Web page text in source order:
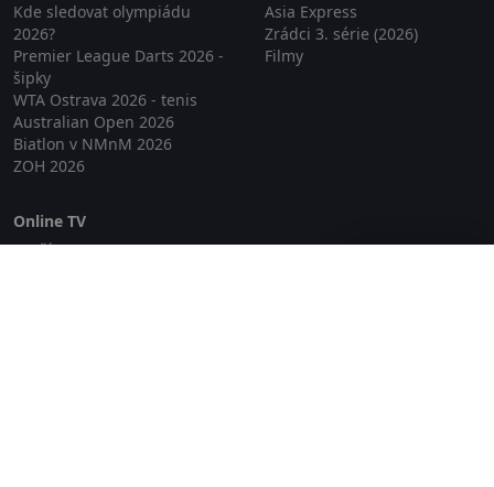
Kde sledovat olympiádu
2026?
Premier League Darts 2026 -
šipky
WTA Ostrava 2026 - tenis
Australian Open 2026
Biatlon v NMnM 2026
ZOH 2026
Asia Express
Zrádci 3. série (2026)
Filmy
Online TV
Lepší.TV